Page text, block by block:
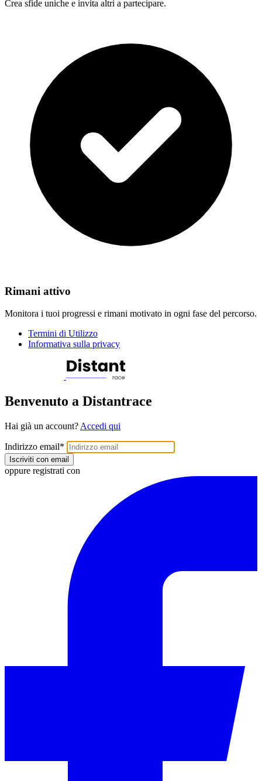
Crea sfide uniche e invita altri a partecipare.
Rimani attivo
Monitora i tuoi progressi e rimani motivato in ogni fase del percorso.
Termini di Utilizzo
Informativa sulla privacy
Benvenuto a Distantrace
Hai già un account? Accedi qui
Indirizzo email*
Iscriviti con email
oppure registrati con